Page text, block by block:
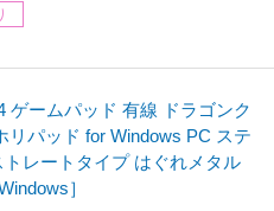
ゲームパッド 有線 ドラゴンク
リパッド for Windows PC ステ
トレートタイプ はぐれメタル
］